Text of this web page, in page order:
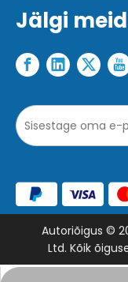
Jälgi meid
Autoriõigus ©
Ltd. Kõik